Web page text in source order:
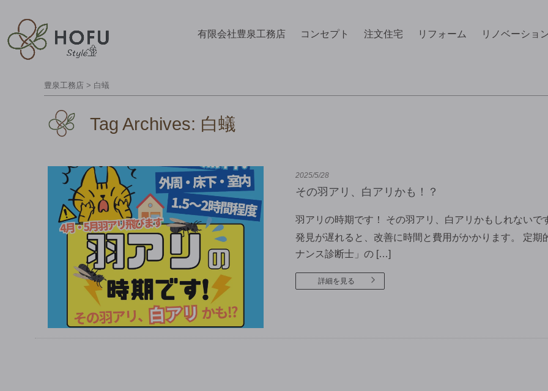
有限会社豊泉工務店 コンセプト 注文住宅 リフォーム リノベーショ
豊泉工務店 > 白蟻
Tag Archives: 白蟻
2025/5/28
その羽アリ、白アリかも！？
羽アリの時期です！ その羽アリ、白アリかもしれないで
発見が遅れると、改善に時間と費用がかかります。 定
ナンス診断士」の […]
詳細を見る